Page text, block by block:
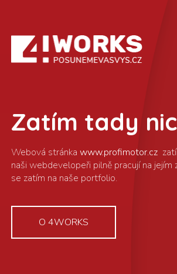
Zatím tady nic
www.profimotor.cz
O 4WORKS